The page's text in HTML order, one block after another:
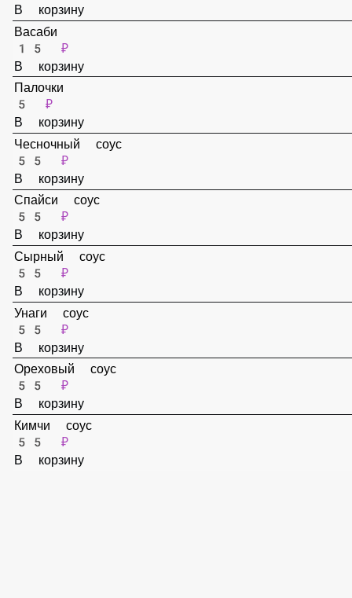
Имбирь
25 ₽
В корзину
Васаби
15 ₽
В корзину
Палочки
5 ₽
В корзину
Чесночный соус
55 ₽
В корзину
Спайси соус
55 ₽
В корзину
Сырный соус
55 ₽
В корзину
Унаги соус
55 ₽